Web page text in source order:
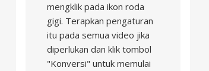
mengklik pada ikon roda
gigi. Terapkan pengaturan
itu pada semua video jika
diperlukan dan klik tombol
"Konversi" untuk memulai